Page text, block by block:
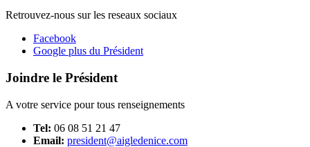
Retrouvez-nous sur les reseaux sociaux
Facebook
Google plus du Président
Joindre le Président
A votre service pour tous renseignements
Tel: 06 08 51 21 47
Email: president@aigledenice.com